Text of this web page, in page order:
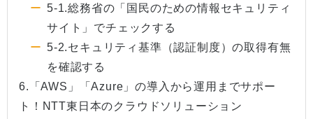
5-1.総務省の「国民のための情報セキュリティ
サイト」でチェックする
5-2.セキュリティ基準（認証制度）の取得有無
を確認する
6.「AWS」「Azure」の導入から運用までサポー
ト！NTT東日本のクラウドソリューション